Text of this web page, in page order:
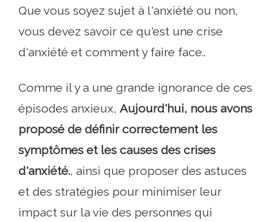
Que vous soyez sujet à l'anxiété ou non,
vous devez savoir ce qu'est une crise
d'anxiété et comment y faire face..
Comme il y a une grande ignorance de ces
épisodes anxieux, Aujourd'hui, nous avons
proposé de définir correctement les
symptômes et les causes des crises
d'anxiété., ainsi que proposer des astuces
et des stratégies pour minimiser leur
impact sur la vie des personnes qui